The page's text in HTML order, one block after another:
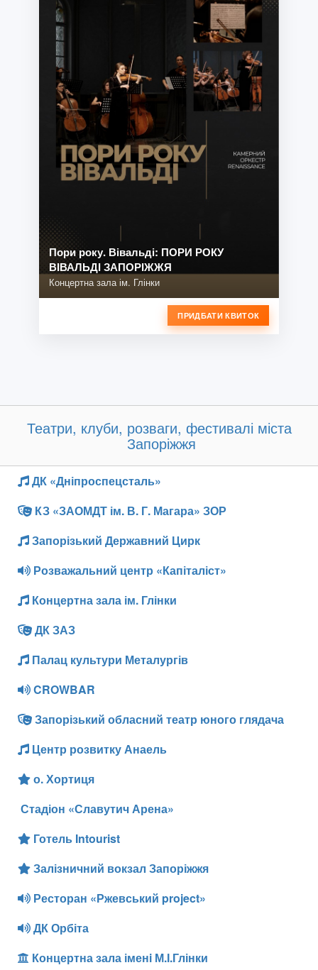
Пори року. Вівальді: ПОРИ РОКУ
ВІВАЛЬДІ ЗАПОРІЖЖЯ
Концертна зала ім. Глінки
ПРИДБАТИ КВИТОК
Театри, клуби, розваги, фестивалі міста
Запоріжжя
ДК «Дніпроспецсталь»
КЗ «ЗАОМДТ ім. В. Г. Магара» ЗОР
Запорізький Державний Цирк
Розважальний центр «Капіталіст»
Концертна зала ім. Глінки
ДК ЗАЗ
Палац культури Металургів
CROWBAR
Запорізький обласний театр юного глядача
Центр розвитку Анаель
о. Хортиця
Стадіон «Славутич Арена»
Готель Intourist
Залізничний вокзал Запоріжжя
Ресторан «Ржевський project»
ДК Орбіта
Концертна зала іменi М.І.Глінки